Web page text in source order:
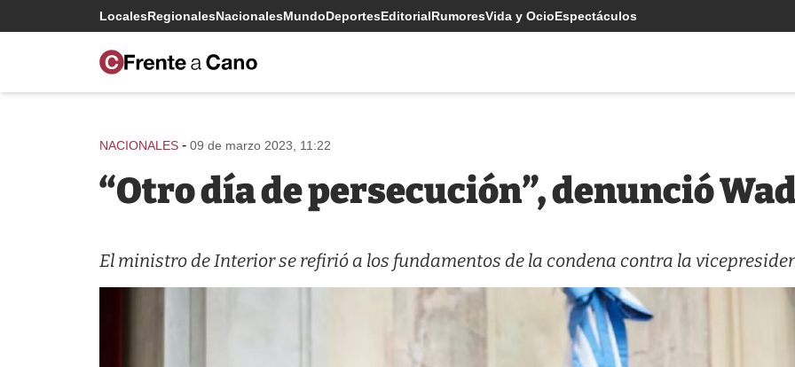
LocalesRegionalesNacionalesMundoDeportesEditorialRumoresVida y OcioEspectáculos
NACIONALES - 09 de marzo 2023, 11:22
“Otro día de persecución”, denunció
El ministro de Interior se refirió a los fundamentos de la condena contra la